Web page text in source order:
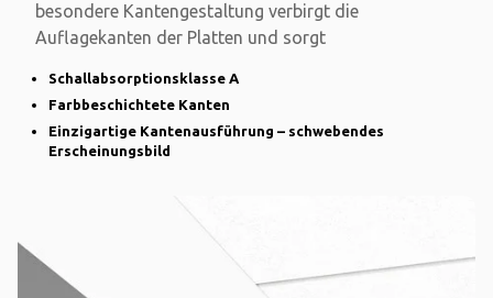
besondere Kantengestaltung verbirgt die
Auflagekanten der Platten und sorgt
Schallabsorptionsklasse A
Farbbeschichtete Kanten
Einzigartige Kantenausführung – schwebendes
Erscheinungsbild